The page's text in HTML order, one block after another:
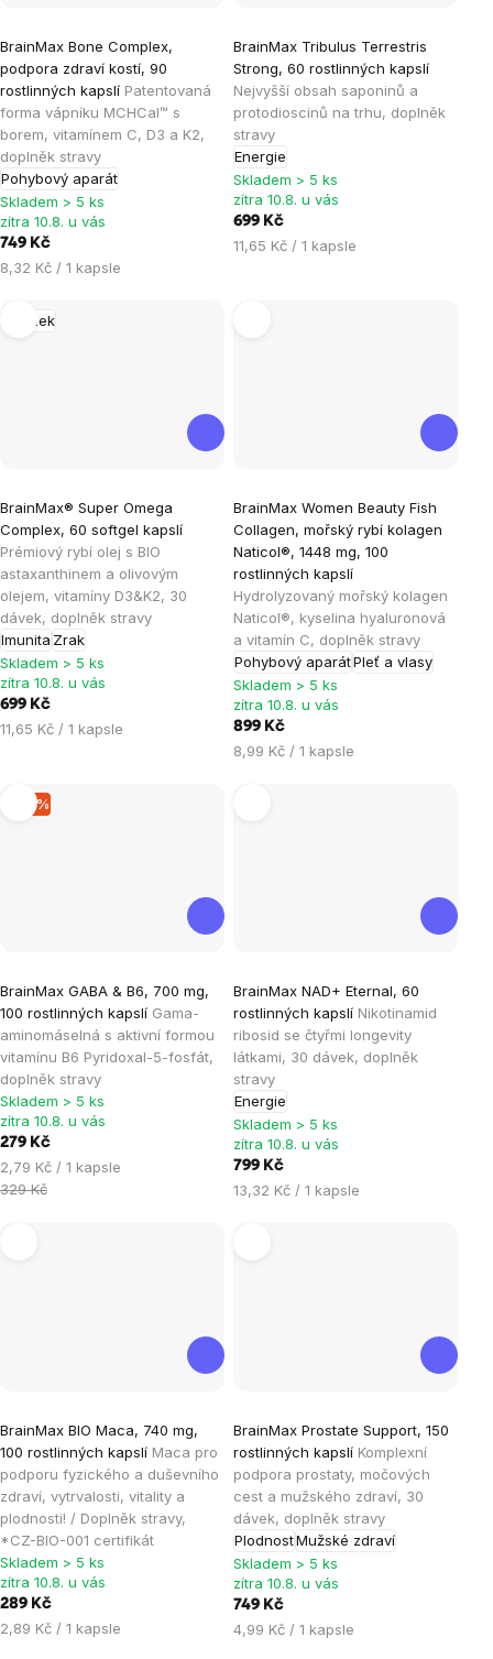
BrainMax Bone Complex,
podpora zdraví kostí, 90
rostlinných kapslí Patentovaná
forma vápníku MCHCal™ s
borem, vitamínem C, D3 a K2,
doplněk stravy
Pohybový aparát
hodnocení
produktu
je
5,0
z
5
hvězdiček.
Skladem > 5 ks
zítra 10.8. u vás
749 Kč
Měrná
8,32 Kč / 1 kapsle
BrainMax Tribulus Terrestris
Strong, 60 rostlinných kapslí
Nejvyšší obsah saponinů a
protodioscinů na trhu, doplněk
stravy
Energie
hodnocení
produktu
je
5,0
z
5
hvězdiček.
Skladem > 5 ks
zítra 10.8. u vás
699 Kč
Měrná
11,65 Kč / 1 kapsle
Mozek
BrainMax® Super Omega
Complex, 60 softgel kapslí
Prémiový rybí olej s BIO
astaxanthinem a olivovým
olejem, vitamíny D3&K2, 30
dávek, doplněk stravy
Imunita Zrak
hodnocení
produktu
je
4,8
z
5
hvězdiček.
Skladem > 5 ks
zítra 10.8. u vás
699 Kč
Měrná
11,65 Kč / 1 kapsle
BrainMax Women Beauty Fish
Collagen, mořský rybí kolagen
Naticol®, 1448 mg, 100
rostlinných kapslí
Hydrolyzovaný mořský kolagen
Naticol®, kyselina hyaluronová
a vitamín C, doplněk stravy
Pohybový aparátPleť a vlasy
hodnocení
produktu
je
5,0
z
5
hvězdiček.
Skladem > 5 ks
zítra 10.8. u vás
899 Kč
Měrná
8,99 Kč / 1 kapsle
–15 %
BrainMax GABA & B6, 700 mg,
100 rostlinných kapslí Gama-
aminomáselná s aktivní formou
vitamínu B6 Pyridoxal-5-fosfát,
doplněk stravy
hodnocení
produktu
je
4,7
z
5
hvězdiček.
Skladem > 5 ks
zítra 10.8. u vás
279 Kč
Měrná
cena:
2,79 Kč / 1 kapsle
329 Kč
BrainMax NAD+ Eternal, 60
rostlinných kapslí Nikotinamid
ribosid se čtyřmi longevity
látkami, 30 dávek, doplněk
stravy
Energie
hodnocení
produktu
je
5,0
z
5
hvězdiček.
Skladem > 5 ks
zítra 10.8. u vás
799 Kč
Měrná
13,32 Kč / 1 kapsle
BrainMax BIO Maca, 740 mg,
100 rostlinných kapslí Maca pro
podporu fyzického a duševního
zdraví, vytrvalosti, vitality a
plodnosti! / Doplněk stravy,
*CZ-BIO-001 certifikát
hodnocení
produktu
je
5,0
z
5
hvězdiček.
Skladem > 5 ks
zítra 10.8. u vás
289 Kč
Měrná
2,89 Kč / 1 kapsle
BrainMax Prostate Support, 150
rostlinných kapslí Komplexní
podpora prostaty, močových
cest a mužského zdraví, 30
dávek, doplněk stravy
PlodnostMužské zdraví
hodnocení
produktu
je
5,0
z
5
hvězdiček.
Skladem > 5 ks
zítra 10.8. u vás
749 Kč
Měrná
4,99 Kč / 1 kapsle